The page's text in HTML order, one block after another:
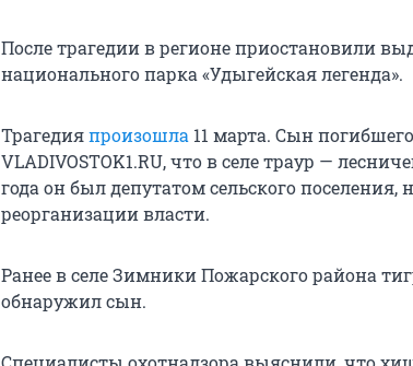
После трагедии в регионе приостановили
национального парка «Удыгейская легенда».
Трагедияпроизошла 11 марта. Сын
VLADIVOSTOK1.RU, что в селе траур —
года он был депутатом сельского
реорганизации власти.
Ранее в селе Зимники Пожарского района
обнаружил сын.